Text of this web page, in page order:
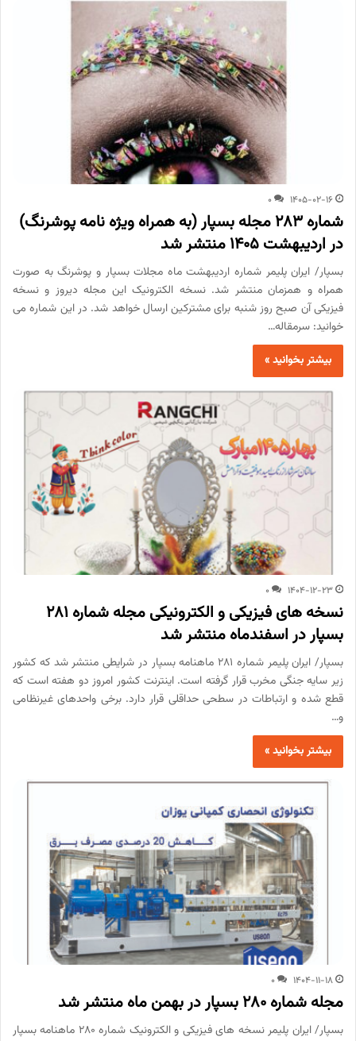
1405-02-16
0
شماره 283 مجله بسپار (به همراه ویژه نامه پوشرنگ)
در اردیبهشت 1405 منتشر شد
بسپار/ ایران پلیمر شماره اردیبهشت ماه مجلات بسپار و پوشرنگ به صورت
همراه و همزمان منتشر شد. نسخه الکترونیک این مجله دیروز و نسخه
فیزیکی آن صبح روز شنبه برای مشترکین ارسال خواهد شد. در این شماره می
خوانید: سرمقاله…
بیشتر بخوانید »
1404-12-23
0
نسخه های فیزیکی و الکترونیکی مجله شماره 281
بسپار در اسفندماه منتشر شد
بسپار/ ایران پلیمر شماره 281 ماهنامه بسپار در شرایطی منتشر شد که کشور
زیر سایه جنگی مخرب قرار گرفته است. اینترنت کشور امروز دو هفته است که
قطع شده و ارتباطات در سطحی حداقلی قرار دارد. برخی واحدهای غیرنظامی
و…
بیشتر بخوانید »
1404-11-18
0
مجله شماره 280 بسپار در بهمن ماه منتشر شد
بسپار/ ایران پلیمر نسخه های فیزیکی و الکترونیک شماره 280 ماهنامه بسپار